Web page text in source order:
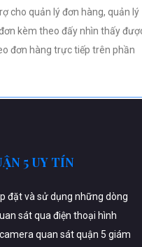
cho quản lý đơn hàng, quản lý
kèm theo đấy nhìn thấy
đơn hàng trực tiếp trên phần
5 UY TÍN
đặt và sử dụng những dòng
sát qua điện thoại hình
quan sát quận 5 giám